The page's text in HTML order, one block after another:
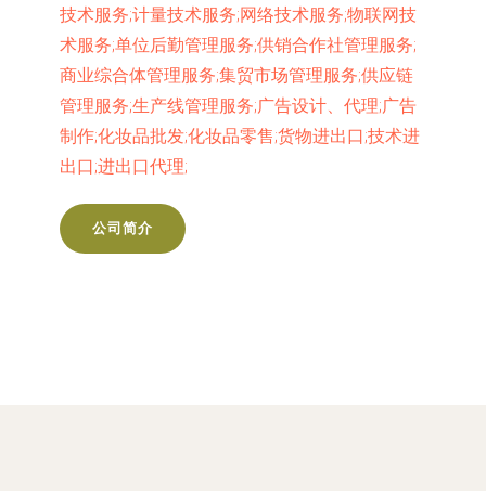
技术服务;计量技术服务;网络技术服务;物联网技
术服务;单位后勤管理服务;供销合作社管理服务;
商业综合体管理服务;集贸市场管理服务;供应链
管理服务;生产线管理服务;广告设计、代理;广告
制作;化妆品批发;化妆品零售;货物进出口;技术进
出口;进出口代理;
公司简介